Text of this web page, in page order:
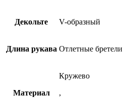
Декольте V-образный
Длина рукава Отлетные бретели
Материал
Кружево
,